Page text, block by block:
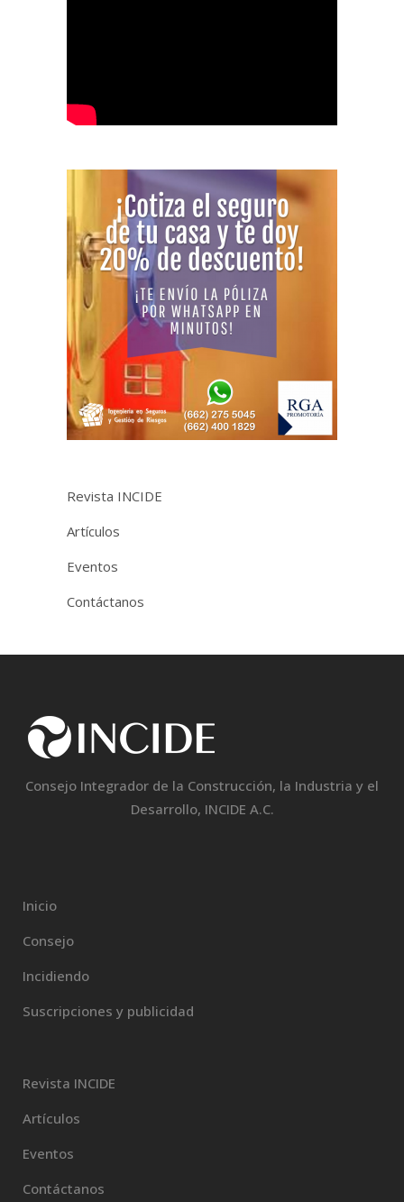
Revista INCIDE
Artículos
Eventos
Contáctanos
Consejo Integrador de la Construcción, la Industria y el
Desarrollo, INCIDE A.C.
Inicio
Consejo
Incidiendo
Suscripciones y publicidad
Revista INCIDE
Artículos
Eventos
Contáctanos